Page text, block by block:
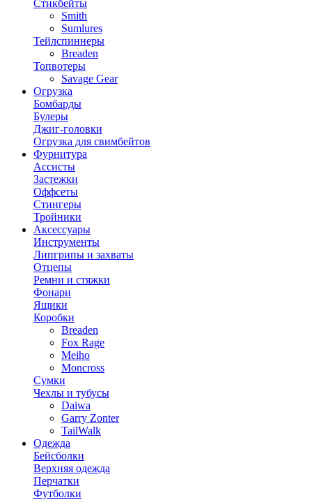
Стикбейты
Smith
Sumlures
Тейлспиннеры
Breaden
Топвотеры
Savage Gear
Огрузка
Бомбарды
Булеры
Джиг-головки
Огрузка для свимбейтов
Фурнитура
Ассисты
Застежки
Оффсеты
Стингеры
Тройники
Аксессуары
Инструменты
Липгрипы и захваты
Отцепы
Ремни и стяжки
Фонари
Ящики
Коробки
Breaden
Fox Rage
Meiho
Moncross
Сумки
Чехлы и тубусы
Daiwa
Garry Zonter
TailWalk
Одежда
Бейсболки
Верхняя одежда
Перчатки
Футболки